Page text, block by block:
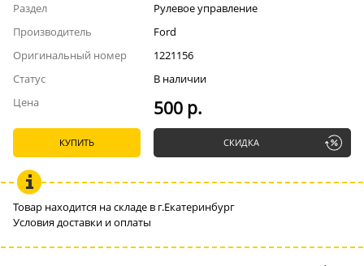
Раздел
Рулевое управление
Производитель
Ford
Оригинальный номер
1221156
Статус
В наличии
Цена
500 р.
КУПИТЬ СКИДКА
Товар находится на складе в г.Екатеринбург
Условия доставки и оплаты